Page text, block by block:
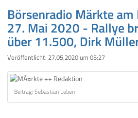
Börsenradio Märkte
27. Mai 2020 - Rallye
über 11.500, Dirk
Veröffentlicht: 27.05.2020 um 05:27
Beitrag: Sebastian Leben